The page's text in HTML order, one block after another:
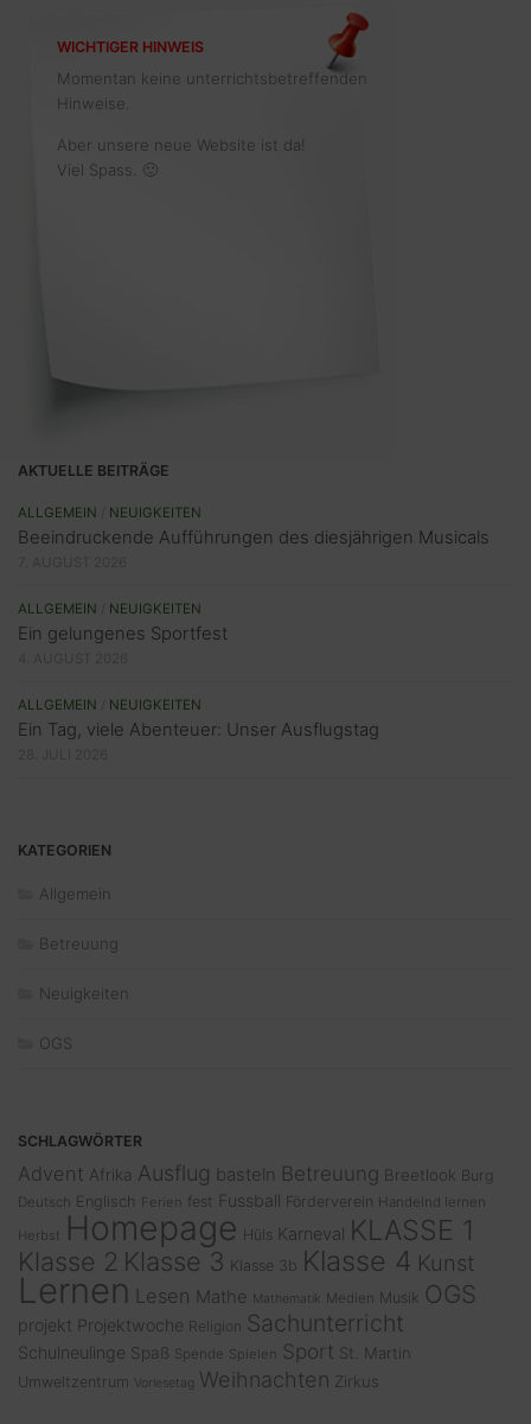
WICHTIGER HINWEIS
Momentan keine unterrichtsbetreffenden
Hinweise.
Aber unsere neue Website ist da!
Viel Spass. 🙂
AKTUELLE BEITRÄGE
ALLGEMEIN NEUIGKEITEN
Beeindruckende Aufführungen des diesjährigen Musicals
ALLGEMEIN NEUIGKEITEN
Ein gelungenes Sportfest
ALLGEMEIN NEUIGKEITEN
Ein Tag, viele Abenteuer: Unser Ausflugstag
KATEGORIEN
Allgemein
Betreuung
Neuigkeiten
OGS
SCHLAGWÖRTER
Advent Afrika Ausflug basteln Betreuung Breetlook Burg
Deutsch Englisch Ferien fest Fussball Förderverein Handelnd lernen
Herbst
Homepage Hüls Karneval KLASSE 1
Klasse 2 Klasse 3 Klasse 3b Klasse 4 Kunst
Lernen Lesen Mathe Mathematik Medien Musik OGS
projekt Projektwoche Religion Sachunterricht
Schulneulinge Spaß Spende Spielen Sport St. Martin
Umweltzentrum Vorlesetag Weihnachten Zirkus